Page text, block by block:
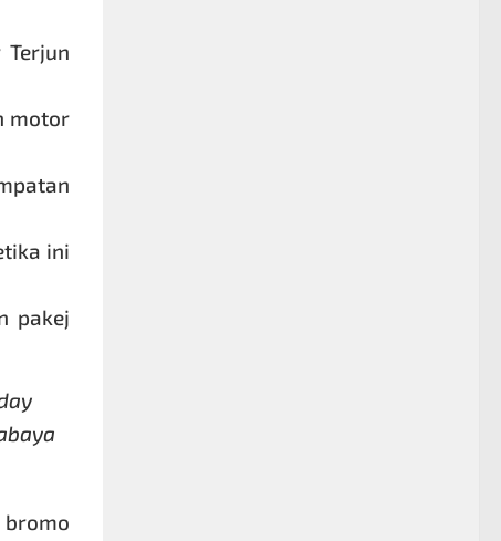
motor
ini
pakej